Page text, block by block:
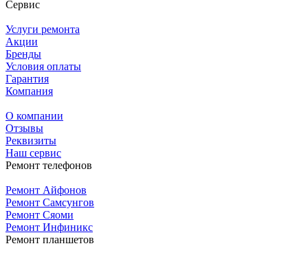
Сервис
Услуги ремонта
Акции
Бренды
Условия оплаты
Гарантия
Компания
О компании
Отзывы
Реквизиты
Наш сервис
Ремонт телефонов
Ремонт Айфонов
Ремонт Самсунгов
Ремонт Сяоми
Ремонт Инфиникс
Ремонт планшетов